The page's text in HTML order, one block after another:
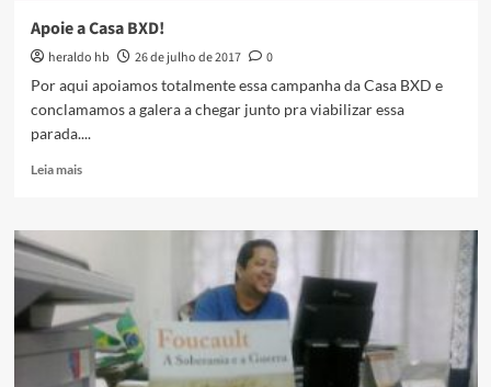
Apoie a Casa BXD!
heraldo hb 26 de julho de 2017
0
Por aqui apoiamos totalmente essa campanha da Casa BXD e
conclamamos a galera a chegar junto pra viabilizar essa
parada....
Leia maisRead
Apoie
Casa
BXD!